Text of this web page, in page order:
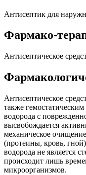
Антисептик для
Фармако-
Антисептическое
Антисептическое
также
водорода с
высвобождается
механическое
(протеины, кровь,
водорода не является
происходит лишь
микроорганизмов.